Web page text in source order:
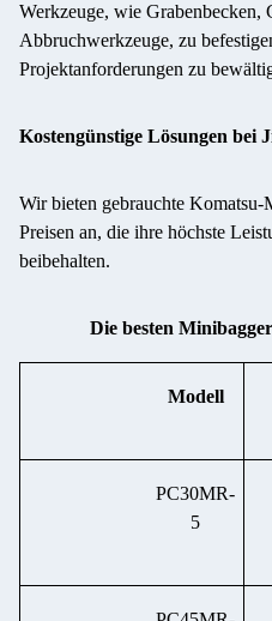
Werkzeuge, wie Grabenbecken,
Abbruchwerkzeuge, zu
Projektanforderungen zu
Kostengünstige Lösungen bei
Wir bieten gebrauchte
Preisen an, die ihre höchste
beibehalten.
Die besten
Modell
PC30MR-
5